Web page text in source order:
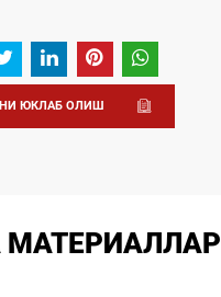
ЮКЛАБ ОЛИШ